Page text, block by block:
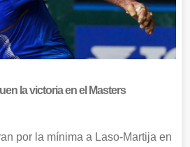
la victoria en el Masters
por la mínima a Laso-Martija en